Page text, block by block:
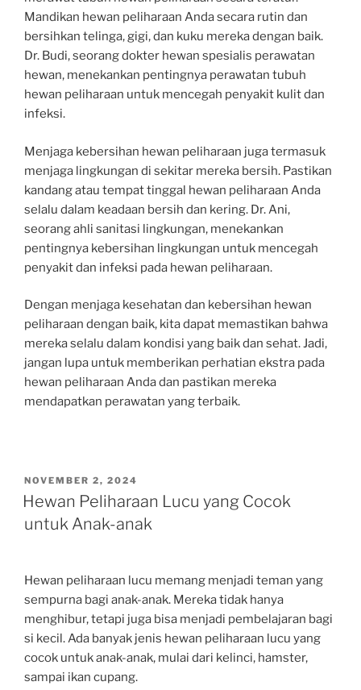
Mandikan hewan peliharaan Anda secara rutin dan
bersihkan telinga, gigi, dan kuku mereka dengan baik.
Dr. Budi, seorang dokter hewan spesialis perawatan
hewan, menekankan pentingnya perawatan tubuh
hewan peliharaan untuk mencegah penyakit kulit dan
infeksi.
Menjaga kebersihan hewan peliharaan juga termasuk
menjaga lingkungan di sekitar mereka bersih. Pastikan
kandang atau tempat tinggal hewan peliharaan Anda
selalu dalam keadaan bersih dan kering. Dr. Ani,
seorang ahli sanitasi lingkungan, menekankan
pentingnya kebersihan lingkungan untuk mencegah
penyakit dan infeksi pada hewan peliharaan.
Dengan menjaga kesehatan dan kebersihan hewan
peliharaan dengan baik, kita dapat memastikan bahwa
mereka selalu dalam kondisi yang baik dan sehat. Jadi,
jangan lupa untuk memberikan perhatian ekstra pada
hewan peliharaan Anda dan pastikan mereka
mendapatkan perawatan yang terbaik.
POSTED
ON
NOVEMBER 2, 2024
Hewan Peliharaan Lucu yang Cocok
untuk Anak-anak
Hewan peliharaan lucu memang menjadi teman yang
sempurna bagi anak-anak. Mereka tidak hanya
menghibur, tetapi juga bisa menjadi pembelajaran bagi
si kecil. Ada banyak jenis hewan peliharaan lucu yang
cocok untuk anak-anak, mulai dari kelinci, hamster,
sampai ikan cupang.